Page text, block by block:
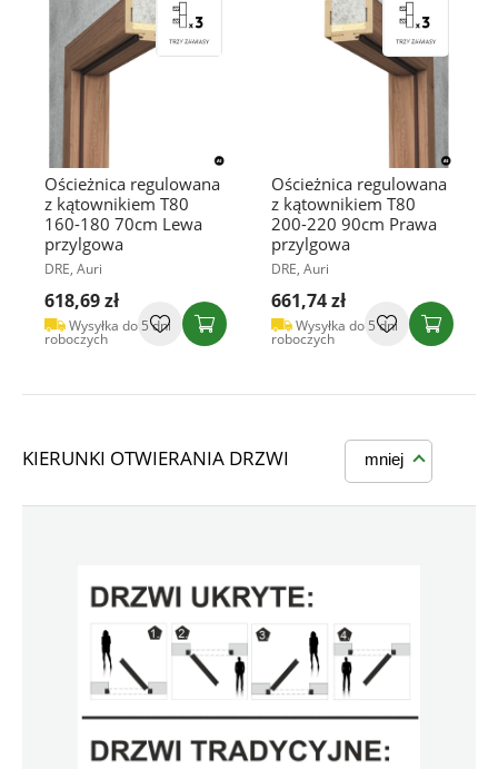
Ościeżnica regulowana
z kątownikiem T80
160-180 70cm Lewa
przylgowa
DRE, Auri
618,69 zł
Wysyłka do 5 dni
roboczych
Ościeżnica regulowana
z kątownikiem T80
200-220 90cm Prawa
przylgowa
DRE, Auri
661,74 zł
Wysyłka do 5 dni
roboczych
KIERUNKI OTWIERANIA DRZWI mniej